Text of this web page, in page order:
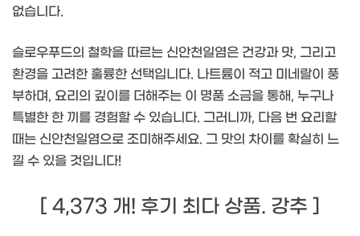
없습니다.
슬로우푸드의 철학을 따르는 신안천일염은 건강과 맛, 그리고
환경을 고려한 훌륭한 선택입니다. 나트륨이 적고 미네랄이 풍
부하며, 요리의 깊이를 더해주는 이 명품 소금을 통해, 누구나
특별한 한 끼를 경험할 수 있습니다. 그러니까, 다음 번 요리할
때는 신안천일염으로 조미해주세요. 그 맛의 차이를 확실히 느
낄 수 있을 것입니다!
[ 4,373 개! 후기 최다 상품. 강추 ]